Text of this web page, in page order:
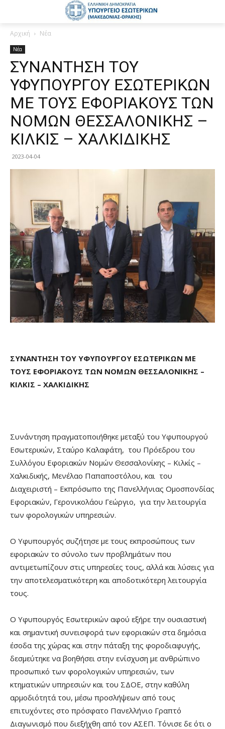
Αρχική Νέα
Νέα
ΣΥΝΑΝΤΗΣΗ ΤΟΥ
ΥΦΥΠΟΥΡΓΟΥ ΕΣΩΤΕΡΙΚΩΝ
ΜΕ ΤΟΥΣ ΕΦΟΡΙΑΚΟΥΣ ΤΩΝ
ΝΟΜΩΝ ΘΕΣΣΑΛΟΝΙΚΗΣ –
ΚΙΛΚΙΣ – ΧΑΛΚΙΔΙΚΗΣ
2023-04-04
ΣΥΝΑΝΤΗΣΗ ΤΟΥ ΥΦΥΠΟΥΡΓΟΥ ΕΣΩΤΕΡΙΚΩΝ ΜΕ
ΤΟΥΣ ΕΦΟΡΙΑΚΟΥΣ ΤΩΝ ΝΟΜΩΝ ΘΕΣΣΑΛΟΝΙΚΗΣ –
ΚΙΛΚΙΣ – ΧΑΛΚΙΔΙΚΗΣ
Συνάντηση πραγματοποιήθηκε μεταξύ του Υφυπουργού
Εσωτερικών, Σταύρο Καλαφάτη, του Πρόεδρου του
Συλλόγου Εφοριακών Νομών Θεσσαλονίκης – Κιλκίς –
Χαλκιδικής, Μενέλαο Παπαποστόλου, και του
Διαχειριστή – Εκπρόσωπο της Πανελλήνιας Ομοσπονδίας
Εφοριακών, Γερονικολάου Γεώργιο, για την λειτουργία
των φορολογικών υπηρεσιών.
O Υφυπουργός συζήτησε με τους εκπροσώπους των
εφοριακών το σύνολο των προβλημάτων που
αντιμετωπίζουν στις υπηρεσίες τους, αλλά και λύσεις για
την αποτελεσματικότερη και αποδοτικότερη λειτουργία
τους.
Ο Υφυπουργός Εσωτερικών αφού εξήρε την ουσιαστική
και σημαντική συνεισφορά των εφοριακών στα δημόσια
έσοδα της χώρας και στην πάταξη της φοροδιαφυγής,
δεσμεύτηκε να βοηθήσει στην ενίσχυση με ανθρώπινο
προσωπικό των φορολογικών υπηρεσιών, των
κτηματικών υπηρεσιών και του ΣΔΟΕ, στην καθ΄ύλη
αρμοδιότητά του, μέσω προσλήψεων από τους
επιτυχόντες στο πρόσφατο Πανελλήνιο Γραπτό
Διαγωνισμό που διεξήχθη από τον ΑΣΕΠ. Τόνισε δε ότι ο